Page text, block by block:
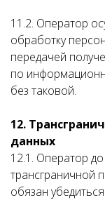
11.2. Оператор
обработку
передачей
по
без таковой.
12.
данных
12.1. Оператор
трансграничной
обязан